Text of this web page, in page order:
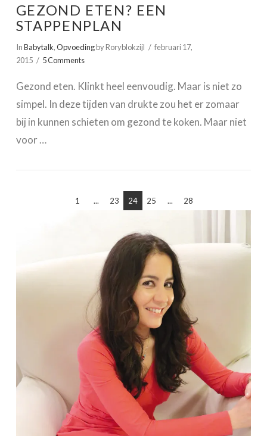
VIEW POST
GEZOND ETEN? EEN
STAPPENPLAN
InBabytalk,Opvoedingby Roryblokzijl
februari 17,
2015
5 Comments
Gezond eten. Klinkt heel eenvoudig. Maar is niet zo
simpel. In deze tijden van drukte zou het er zomaar
bij in kunnen schieten om gezond te koken. Maar niet
voor …
1 ... 23 24 25 ... 28